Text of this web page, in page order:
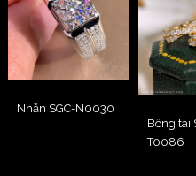
Nhẫn SGC-N0030
Bông tai
T0086